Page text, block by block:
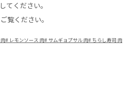
てください。
覧ください。
# レモンソース 肉# サムギョプサル 肉# ちらし寿司 肉